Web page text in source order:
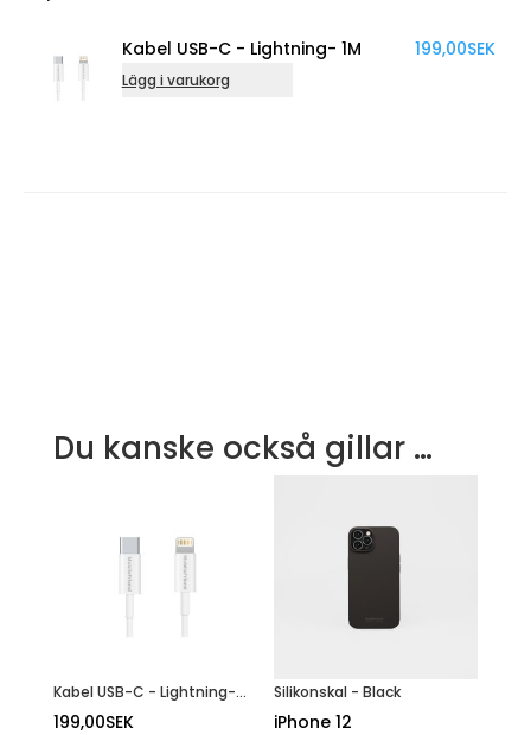
Kabel USB-C - Lightning- 1M
Lägg i varukorg
199,00SEK
Du kanske också gillar …
Kabel USB-C - Lightning- 1M
199,00SEK
Silikonskal - Black
iPhone 12